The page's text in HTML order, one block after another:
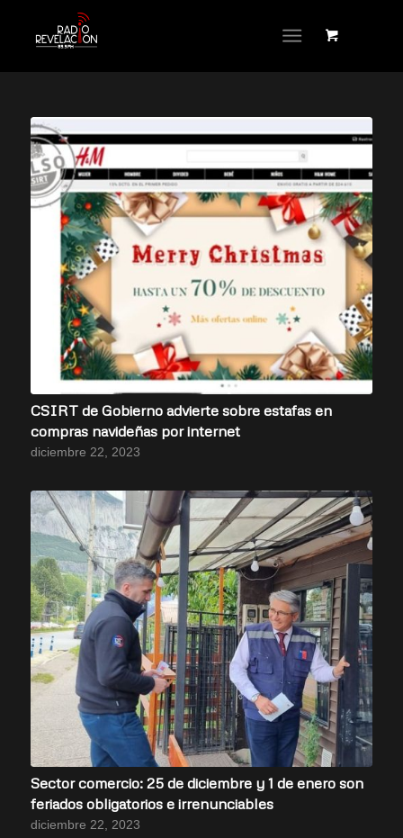
CSIRT de Gobierno advierte sobre estafas en
compras navideñas por internet
diciembre 22, 2023
Sector comercio: 25 de diciembre y 1 de enero son
feriados obligatorios e irrenunciables
diciembre 22, 2023